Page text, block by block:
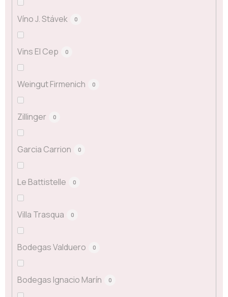
Víno J. Stávek 0
Vins El Cep 0
Weingut Firmenich 0
Zillinger 0
Garcia Carrion 0
Le Battistelle 0
Villa Trasqua 0
Bodegas Valduero 0
Bodegas Ignacio Marín 0